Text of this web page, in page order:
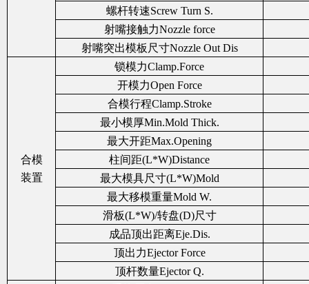
螺杆转速Screw Turn S.
射嘴接触力Nozzle force
射嘴突出模板尺寸Nozzle Out Dis
合模
装置
锁模力Clamp.Force
开模力Open Force
合模行程Clamp.Stroke
最小模厚Min.Mold Thick.
最大开距Max.Opening
柱间距(L*W)Distance
最大模具尺寸(L*W)Mold
最大移模重量Mold W.
滑板(L*W)/转盘(D)尺寸
成品顶出距离Eje.Dis.
顶出力Ejector Force
顶杆数量Ejector Q.